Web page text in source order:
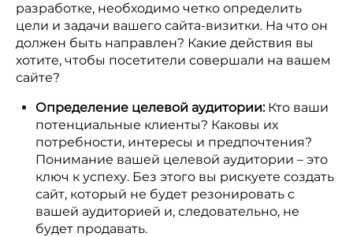
разработке, необходимо четко определить
цели и задачи вашего сайта-визитки. На что он
должен быть направлен? Какие действия вы
хотите, чтобы посетители совершали на вашем
сайте?
Определение целевой аудитории:Кто ваши
потенциальные клиенты? Каковы их
потребности, интересы и предпочтения?
Понимание вашей целевой аудитории – это
ключ к успеху. Без этого вы рискуете создать
сайт, который не будет резонировать с
вашей аудиторией и, следовательно, не
будет продавать.